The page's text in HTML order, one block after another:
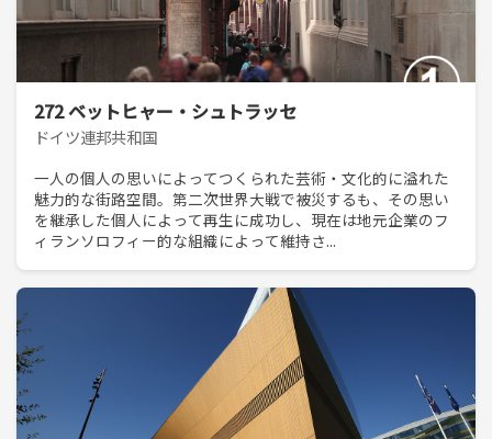
272 ベットヒャー・シュトラッセ
ドイツ連邦共和国
一人の個人の思いによってつくられた芸術・文化的に溢れた
魅力的な街路空間。第二次世界大戦で被災するも、その思い
を継承した個人によって再生に成功し、現在は地元企業のフ
ィランソロフィー的な組織によって維持さ...